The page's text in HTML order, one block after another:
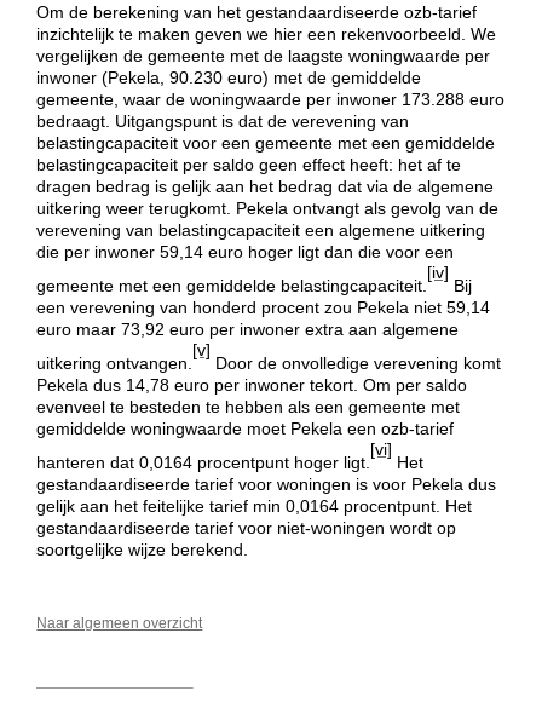
Om de berekening van het gestandaardiseerde ozb-tarief
inzichtelijk te maken geven we hier een rekenvoorbeeld. We
vergelijken de gemeente met de laagste woningwaarde per
inwoner (Pekela, 90.230 euro) met de gemiddelde
gemeente, waar de woningwaarde per inwoner 173.288 euro
bedraagt. Uitgangspunt is dat de verevening van
belastingcapaciteit voor een gemeente met een gemiddelde
belastingcapaciteit per saldo geen effect heeft: het af te
dragen bedrag is gelijk aan het bedrag dat via de algemene
uitkering weer terugkomt. Pekela ontvangt als gevolg van de
verevening van belastingcapaciteit een algemene uitkering
die per inwoner 59,14 euro hoger ligt dan die voor een
gemeente met een gemiddelde belastingcapaciteit.
[iv]
Bij
een verevening van honderd procent zou Pekela niet 59,14
euro maar 73,92 euro per inwoner extra aan algemene
uitkering ontvangen.
[v]
Door de onvolledige verevening komt
Pekela dus 14,78 euro per inwoner tekort. Om per saldo
evenveel te besteden te hebben als een gemeente met
gemiddelde woningwaarde moet Pekela een ozb-tarief
hanteren dat 0,0164 procentpunt hoger ligt.
[vi]
Het
gestandaardiseerde tarief voor woningen is voor Pekela dus
gelijk aan het feitelijke tarief min 0,0164 procentpunt. Het
gestandaardiseerde tarief voor niet-woningen wordt op
soortgelijke wijze berekend.
Naar algemeen overzicht